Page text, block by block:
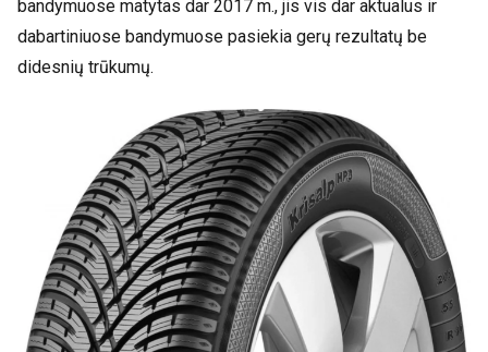
bandymuose matytas dar 2017 m., jis vis dar aktualus ir
dabartiniuose bandymuose pasiekia gerų rezultatų be
didesnių trūkumų.